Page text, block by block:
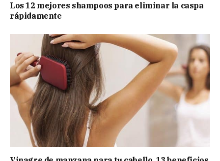
Los 12 mejores shampoos para eliminar la caspa
rápidamente